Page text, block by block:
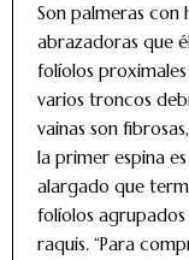
Son palmeras con
abrazadoras que
folíolos
varios troncos
vainas son
la primer espina
alargado que
folíolos
raquis. “Para